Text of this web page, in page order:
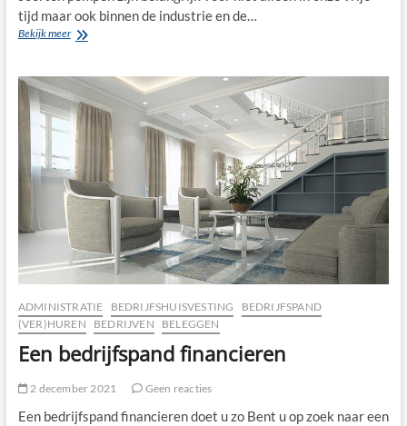
tijd maar ook binnen de industrie en de…
Bekijk meerDiverse
soorten
pompen
ADMINISTRATIE BEDRIJFSHUISVESTING
BEDRIJFSPAND
(VER)HUREN
BEDRIJVEN BELEGGEN
Een bedrijfspand financieren
2 december 2021 Geen reacties
Een bedrijfspand financieren doet u zo Bent u op zoek naar een